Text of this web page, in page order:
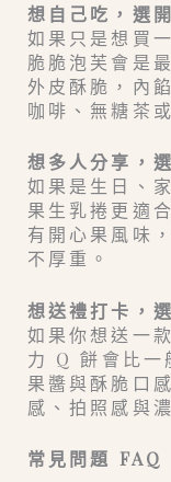
想自己吃，選
如果只是想買
脆脆泡芙會是
外皮酥脆，內
咖啡、無糖茶
想多人分享，
如果是生日、
果生乳捲更適
有開心果風味
不厚重。
想送禮打卡，
如果你想送一
力 Q 餅會比一
果醬與酥脆口
感、拍照感與
常見問題 FAQ